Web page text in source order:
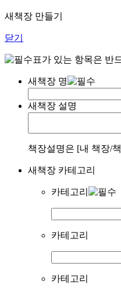
새책장 만들기
닫기
표가 있는 항목은 반
새책장 명
새책장 설명
책장설명은 [내 책장/
새책장 카테고리
카테고리
카테고리
카테고리